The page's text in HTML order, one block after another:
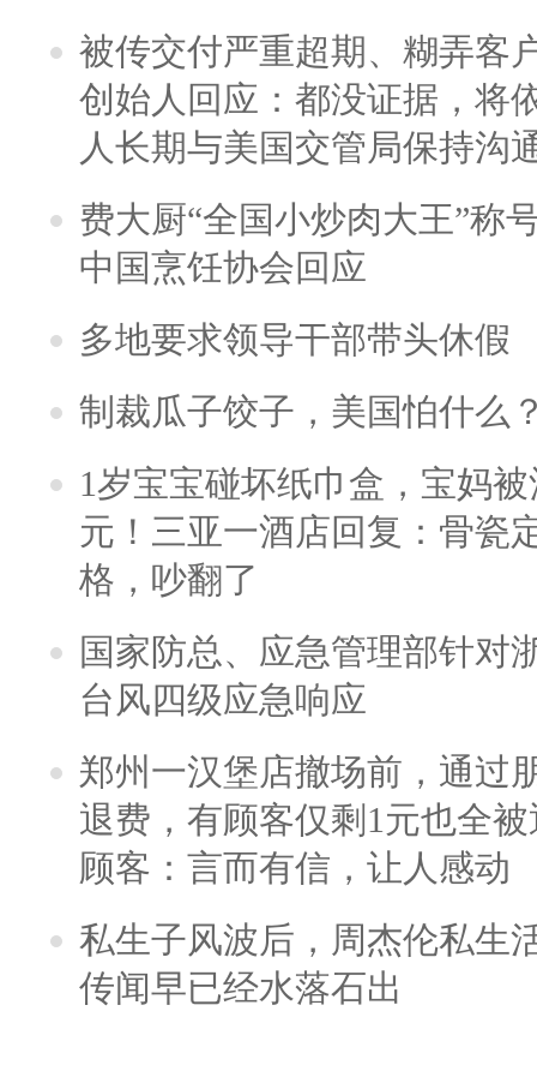
被传交付严重超期、糊弄客
创始人回应：都没证据，将
人长期与美国交管局保持沟
费大厨“全国小炒肉大王”称
中国烹饪协会回应
多地要求领导干部带头休假
制裁瓜子饺子，美国怕什么
1岁宝宝碰坏纸巾盒，宝妈
元！三亚一酒店回复：骨瓷
格，吵翻了
国家防总、应急管理部针对
台风四级应急响应
郑州一汉堡店撤场前，通过
退费，有顾客仅剩1元也全
顾客：言而有信，让人感动
私生子风波后，周杰伦私生
传闻早已经水落石出